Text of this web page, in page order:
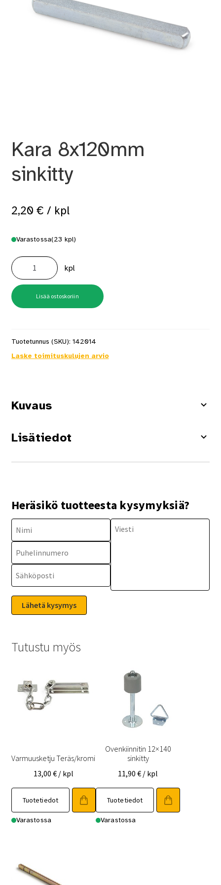
Kara 8x120mm
sinkitty
2,20 € / kpl
Varastossa(23 kpl)
Kara
8x120mm
sinkitty
määrä
kpl
Lisää ostoskoriin
Tuotetunnus (SKU): 142014
Laske toimituskulujen arvio
Kuvaus
Lisätiedot
Heräsikö tuotteesta kysymyksiä?
Tutustu myös
Varmuusketju Teräs/kromi
13,00 € / kpl
Tuotetiedot
Varastossa
Ovenkiinnitin 12×140
sinkitty
11,90€ / kpl
Tuotetiedot
Varastossa